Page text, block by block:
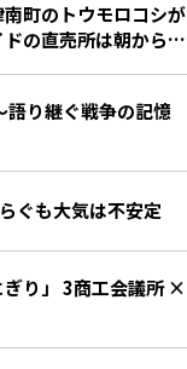
南町のトウモロコシが
の直売所は朝から長
語り継ぐ戦争の記憶
し和らぐも大気は不安定
り」 3商工会議所 ×